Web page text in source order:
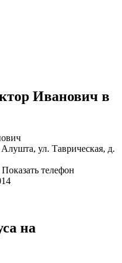
Иванович в
ул. Таврическая, д.
Показать телефон
на